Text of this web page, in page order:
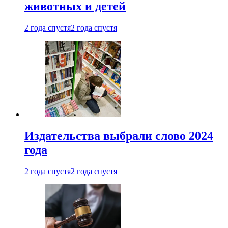
животных и детей
2 года спустя2 года спустя
Издательства выбрали слово 2024
года
2 года спустя2 года спустя